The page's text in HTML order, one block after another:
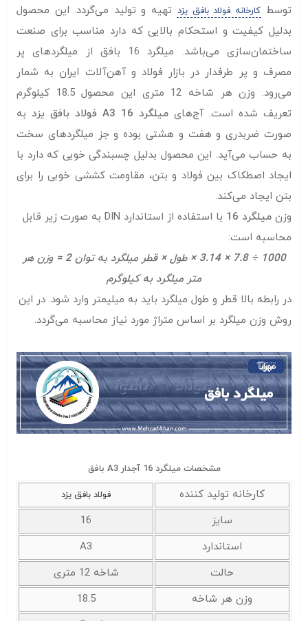
توسط کارخانه فولاد بافق یزد تهیه و تولید می‌گردد. این محصول
بدلیل کیفیت و استحکام بالایی که دارد مناسب برای صنعت
ساختمان‌سازی می‌باشد. میلگرد 16 بافق از میلگرد‌های پر
مصرف و پر طرفدار در بازار فولاد و آهن‌آلات ایران به شمار
می‌رود. وزن هر شاخه 12 متری این محصول 18.5 کیلوگرم
تعریف شده است. آج‌های میلگرد 16 A3 فولاد بافق یزد
به
صورت ضربدری و هفت و هشتی بوده و جز میلگرد‌های سخت
به حساب می‌آید. این محصول بدلیل چسبندگی خوبی که دارد با
ایجاد اصطکاک بین فولاد و بتن، مقاومت کششی خوبی را برای
بتن ایجاد می‌کند.
وزن میلگرد 16
با استفاده از استاندارد DIN به صورت زیر قابل
محاسبه است:
1000 ÷ 7.8 × 3.14 × طول × قطر میلگرد به توان 2 = وزن هر
متر میلگرد به کیلوگرم
در رابطه بالا قطر و طول میلگرد باید به میلیمتر وارد شود. در این
روش وزن میلگرد بر اساس متراژ مورد نیاز محاسبه می‌گردد.
مشخصات میلگرد 16 آجدار A3 بافق
کارخانه تولید کننده فولاد بافق یزد
سایز
16
استاندارد
A3
حالت
شاخه 12 متری
وزن هر شاخه
18.5